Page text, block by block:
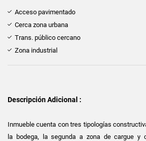
Acceso pavimentado
Cerca zona urbana
Trans. público cercano
Zona industrial
Descripción Adicional :
Inmueble cuenta con tres tipologías
la bodega, la segunda a zona de cargue y